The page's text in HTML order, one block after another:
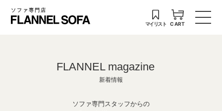
ソファ専門店
マイリスト CART
FLANNEL magazine
新着情報
ソファ専門スタッフからの